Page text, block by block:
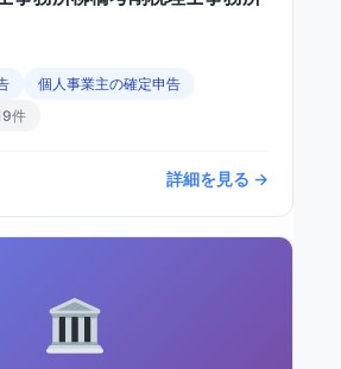
個人事業主の確定申告
件
詳細を見る →